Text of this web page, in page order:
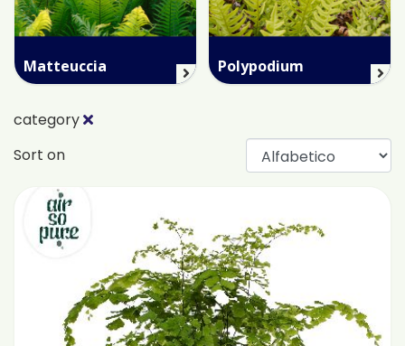
Matteuccia Polypodium
category
Sort on